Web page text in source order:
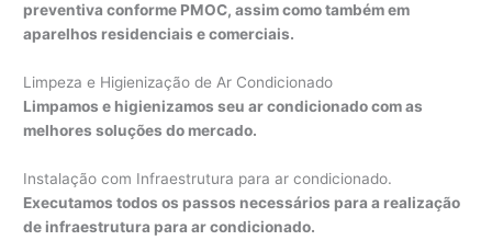
preventiva conforme PMOC, assim como também em
aparelhos residenciais e comerciais.
Limpeza e Higienização de Ar Condicionado
Limpamos e higienizamos seu ar condicionado com as
melhores soluções do mercado.
Instalação com Infraestrutura para ar condicionado.
Executamos todos os passos necessários para a realização
de infraestrutura para ar condicionado.